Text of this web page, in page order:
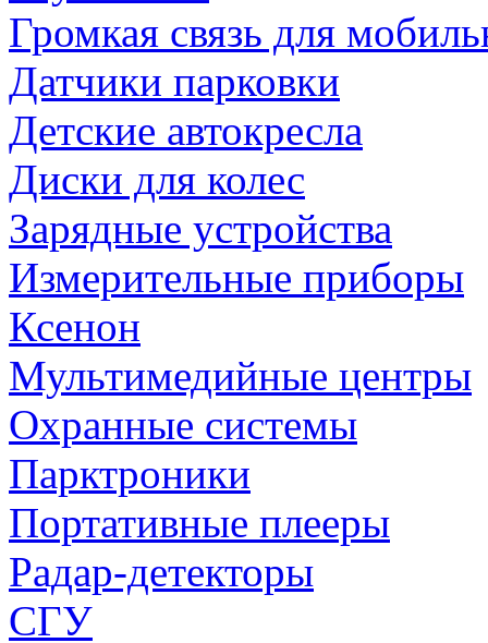
Громкая связь для
Датчики парковки
Детские автокресла
Диски для колес
Зарядные устройства
Измерительные приборы
Ксенон
Мультимедийные центры
Охранные системы
Парктроники
Портативные плееры
Радар-детекторы
СГУ